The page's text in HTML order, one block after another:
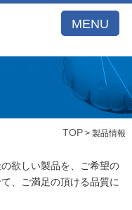
MENU
TOP > 製品情報
欲しい製品を、ご希望の
、ご満足の頂ける品質に